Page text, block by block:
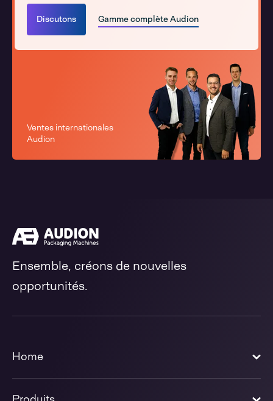
Discutons Gamme complète Audion
Ventes internationales
Audion
Ensemble, créons de nouvelles
opportunités.
Home